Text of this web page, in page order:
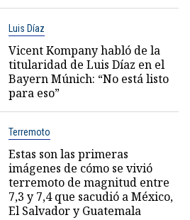
Luis Díaz
Vicent Kompany habló de la
titularidad de Luis Díaz en el
Bayern Múnich: “No está listo
para eso”
Terremoto
Estas son las primeras
imágenes de cómo se vivió
terremoto de magnitud entre
7,3 y 7,4 que sacudió a México,
El Salvador y Guatemala